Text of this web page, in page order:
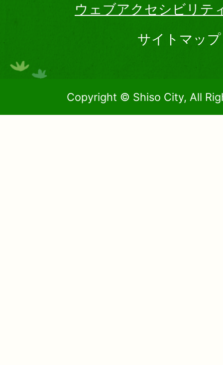
ウェブアクセシビリテ
サイトマップ
Copyright © Shiso City, All